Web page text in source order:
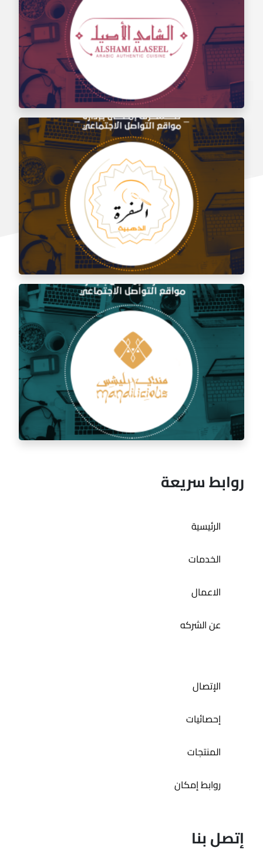
إدارة مواقع التواصل الاجتماعي لتذوق مطعم الشام
إدارة السوشيال ميديا لمطعم الشامي الأصيل
إدارة السوشيال ميديا لمطعم السفرة الذهبية
إدارة السوشيال ميديا لمطعم مندي ليشس
روابط سريعة
الرئيسية
الخدمات
الاعمال
عن الشركه
الإتصال
إحصائيات
المنتجات
روابط إمكان
إتصل بنا